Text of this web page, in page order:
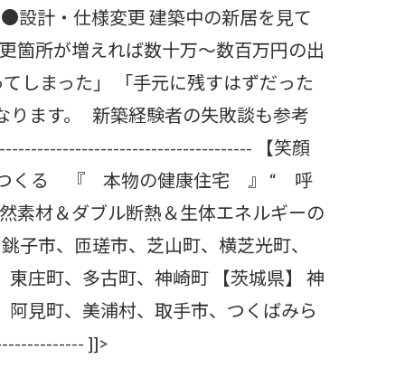
設計・仕様変更 建築中の新居を見て
箇所が増えれば数十万～数百万円の出
しまった」 「手元に残すはずだった
ります。 新築経験者の失敗談も参考
【笑顔
でつくる 『 本物の健康住宅 』 “ 呼
材＆ダブル断熱＆生体エネルギーの
子市、匝瑳市、芝山町、横芝光町、
庄町、多古町、神崎町 【茨城県】 神
見町、美浦村、取手市、つくばみら
]]>